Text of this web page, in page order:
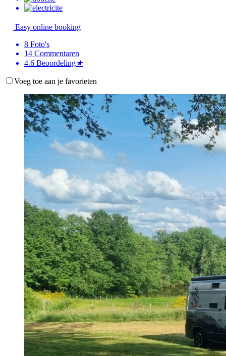
Easy online booking
8 Foto's
14 Commentaren
4.6 Beoordeling★
Voeg toe aan je favorieten